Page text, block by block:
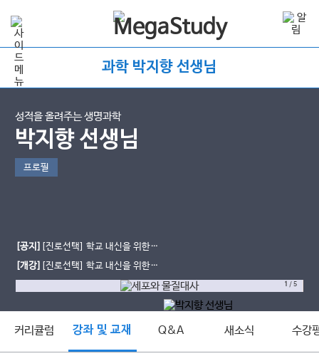
과학 박지향 선생님
성적을 올려주는 생명과학
박지향 선생님
프로필
[공지] [진로선택] 학교 내신을 위한
생물의 유전 starter
[개강] [진로선택] 학교 내신을 위한
세포와 물질대사
1 /5
커리큘럼 강좌 및 교재 Q&A 새소식 수강